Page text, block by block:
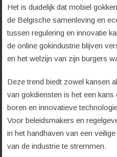
Het is duidelijk dat mobiel
de Belgische samenleving en
tussen regulering en innovatie
de online gokindustrie blijven
en het welzijn van zijn burgers
Deze trend biedt zowel kansen
van gokdiensten is het een
boren en innovatieve
Voor beleidsmakers en
in het handhaven van een
van de industrie te stremmen.